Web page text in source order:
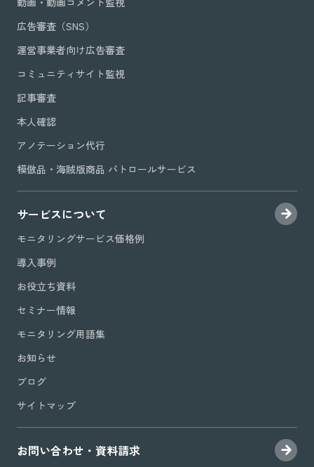
広告審査（SNS）
運営事業者向け広告審査
コミュニティサイト監視
記事審査
本人確認
アノテーション代行
模倣品・海賊版商品 パトロールサービス
サービスについて
モニタリングサービス価格例
導入事例
お役立ち資料
セミナー情報
モニタリング用語集
お知らせ
ブログ
サイトマップ
お問い合わせ・資料請求